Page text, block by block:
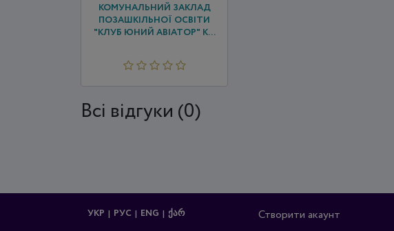
КОМУНАЛЬНИЙ ЗАКЛАД
ПОЗАШКІЛЬНОЇ ОСВІТИ
"КЛУБ ЮНИЙ АВІАТОР" К...
Всi відгуки (0)
УКР РУС ENG ᲥᲐᲠ Створити акаунт